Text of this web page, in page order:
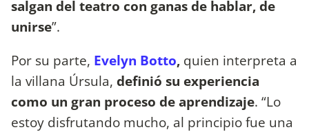
salgan del teatro con ganas de hablar, de
unirse”.
Por su parte, Evelyn Botto, quien interpreta a
la villana Úrsula, definió su experiencia
como un gran proceso de aprendizaje. “Lo
estoy disfrutando mucho, al principio fue una